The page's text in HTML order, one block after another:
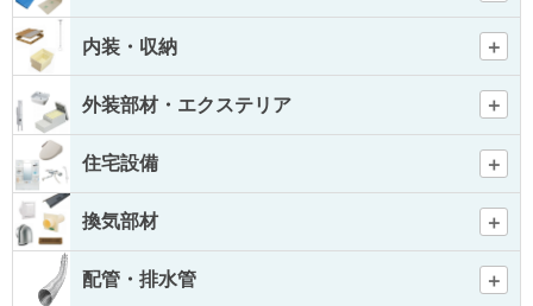
内装・収納
外装部材・エクステリア
住宅設備
換気部材
配管・排水管